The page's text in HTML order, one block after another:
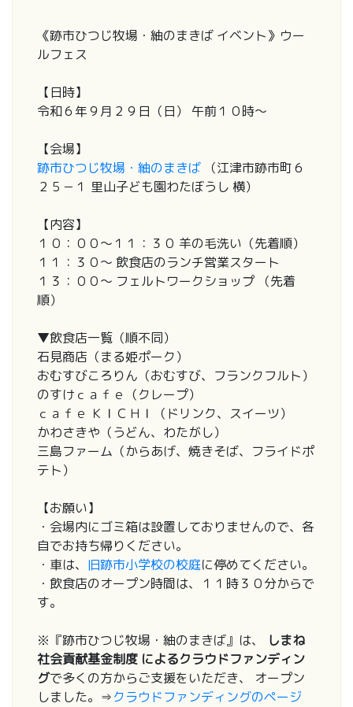
《跡市ひつじ牧場・紬のまきば イベント》ウー
ルフェス
【日時】
令和６年９月２９日（日） 午前１０時～
【会場】
跡市ひつじ牧場・紬のまきば （江津市跡市町６
２５－１ 里山子ども園わたぼうし 横）
【内容】
１０：００～１１：３０ 羊の毛洗い（先着順）
１１：３０～ 飲食店のランチ営業スタート
１３：００～ フェルトワークショップ （先着
順）
▼飲食店一覧（順不同）
石見商店（まる姫ポーク）
おむすびころりん（おむすび、フランクフルト）
のすけｃａｆｅ（クレープ）
ｃａｆｅ ＫＩＣＨＩ（ドリンク、スイーツ）
かわさきや（うどん、わたがし）
三島ファーム（からあげ、焼きそば、フライドポ
テト）
【お願い】
・会場内にゴミ箱は設置しておりませんので、各
自でお持ち帰りください。
・車は、 旧跡市小学校の校庭に停めてください。
・飲食店のオープン時間は、１１時３０分からで
す。
※『跡市ひつじ牧場・紬のまきば』は、
しまね
社会貢献基金制度 によるクラウドファンディン
グで多くの方からご支援をいただき、 オープン
しました。⇒クラウドファンディングのページ